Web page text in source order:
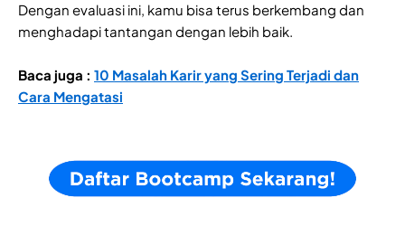
Dengan evaluasi ini, kamu bisa terus berkembang dan
menghadapi tantangan dengan lebih baik.
Baca juga : 10 Masalah Karir yang Sering Terjadi dan
Cara Mengatasi